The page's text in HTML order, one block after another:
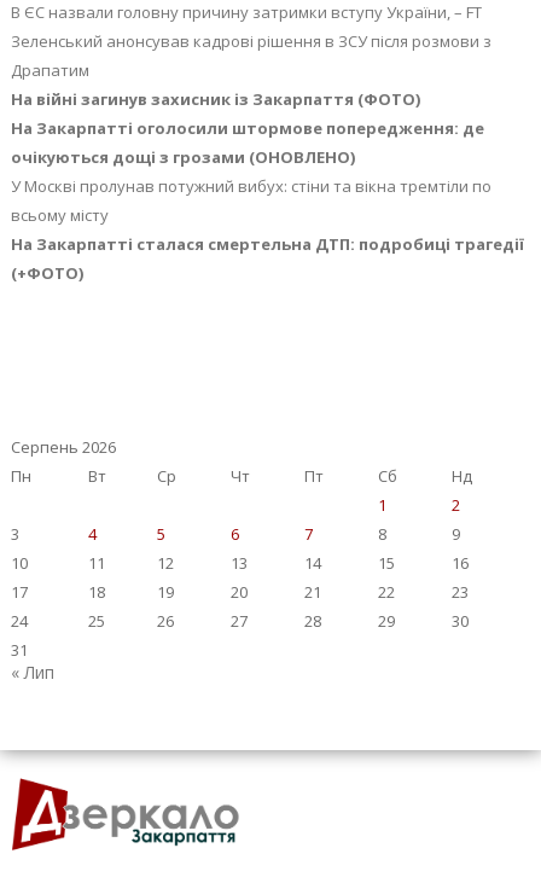
В ЄС назвали головну причину затримки вступу України, – FT
Зеленський анонсував кадрові рішення в ЗСУ після розмови з
Драпатим
На війні загинув захисник із Закарпаття (ФОТО)
На Закарпатті оголосили штормове попередження: де
очікуються дощі з грозами (ОНОВЛЕНО)
У Москві пролунав потужний вибух: стіни та вікна тремтіли по
всьому місту
На Закарпатті сталася смертельна ДТП: подробиці трагедії
(+ФОТО)
Серпень 2026
Пн
Вт Ср Чт Пт Сб
Нд
1
2
3
4 5 6 7 8
9
10
11 12 13 14 15
16
17
18 19 20 21 22
23
24
25 26 27 28 29
30
31
« Лип